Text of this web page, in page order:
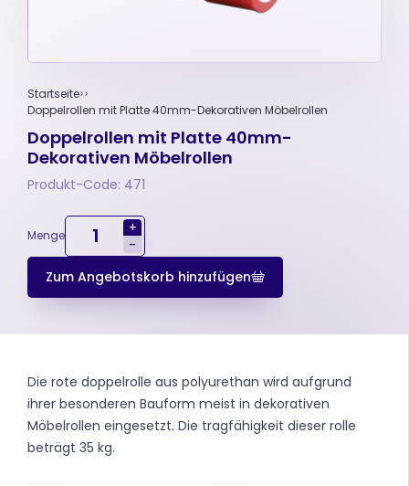
Startseite
Doppelrollen mit Platte 40mm-Dekorativen Möbelrollen
Doppelrollen mit Platte 40mm-
Dekorativen Möbelrollen
Produkt-Code: 471
Menge
+
-
Zum Angebotskorb hinzufügen
Die rote doppelrolle aus polyurethan wird aufgrund
ihrer besonderen Bauform meist in dekorativen
Möbelrollen eingesetzt. Die tragfähigkeit dieser rolle
beträgt 35 kg.